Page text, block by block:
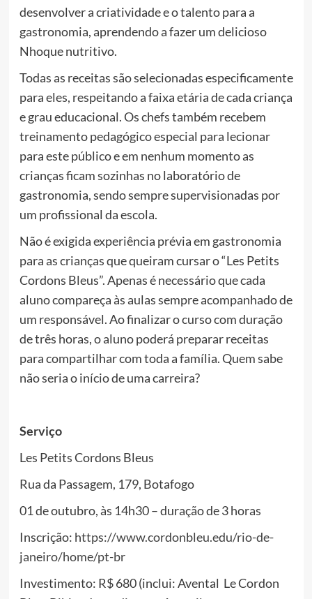
desenvolver a criatividade e o talento para a
gastronomia, aprendendo a fazer um delicioso
Nhoque nutritivo.
Todas as receitas são selecionadas especificamente
para eles, respeitando a faixa etária de cada criança
e grau educacional. Os chefs também recebem
treinamento pedagógico especial para lecionar
para este público e em nenhum momento as
crianças ficam sozinhas no laboratório de
gastronomia, sendo sempre supervisionadas por
um profissional da escola.
Não é exigida experiência prévia em gastronomia
para as crianças que queiram cursar o “Les Petits
Cordons Bleus”. Apenas é necessário que cada
aluno compareça às aulas sempre acompanhado de
um responsável. Ao finalizar o curso com duração
de três horas, o aluno poderá preparar receitas
para compartilhar com toda a família. Quem sabe
não seria o início de uma carreira?
Serviço
Les Petits Cordons Bleus
Rua da Passagem, 179, Botafogo
01 de outubro, às 14h30 – duração de 3 horas
Inscrição: https://www.cordonbleu.edu/rio-de-
janeiro/home/pt-br
Investimento: R$ 680 (inclui: Avental Le Cordon